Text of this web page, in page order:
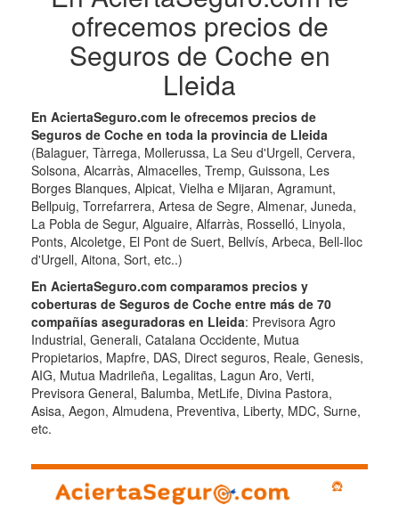
ofrecemos precios de
Seguros de Coche en
Lleida
En AciertaSeguro.com le ofrecemos precios de
Seguros de Coche en toda la provincia de Lleida
(Balaguer, Tàrrega, Mollerussa, La Seu d'Urgell, Cervera,
Solsona, Alcarràs, Almacelles, Tremp, Guissona, Les
Borges Blanques, Alpicat, Vielha e Mijaran, Agramunt,
Bellpuig, Torrefarrera, Artesa de Segre, Almenar, Juneda,
La Pobla de Segur, Alguaire, Alfarràs, Rosselló, Linyola,
Ponts, Alcoletge, El Pont de Suert, Bellvís, Arbeca, Bell-lloc
d'Urgell, Aitona, Sort, etc..)
En AciertaSeguro.com comparamos precios y
coberturas de Seguros de Coche entre más de 70
compañías aseguradoras en Lleida: Previsora Agro
Industrial, Generali, Catalana Occidente, Mutua
Propietarios, Mapfre, DAS, Direct seguros, Reale, Genesis,
AIG, Mutua Madrileña, Legalitas, Lagun Aro, Verti,
Previsora General, Balumba, MetLife, Divina Pastora,
Asisa, Aegon, Almudena, Preventiva, Liberty, MDC, Surne,
etc.